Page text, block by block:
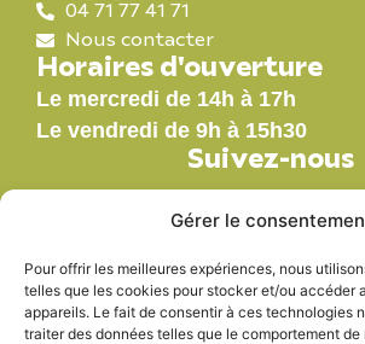
Gérer le
Pour offrir les meilleures expériences, nous
telles que les cookies pour stocker et/ou accéder
appareils. Le fait de consentir à ces technologies
traiter des données telles que le comportement de
04 71 77 41 71
Nous contacter
Horaires d'ouverture
Le mercredi de 14h à 17h
Le vendredi de 9h à 15h30
Suivez-nous
Nos labels